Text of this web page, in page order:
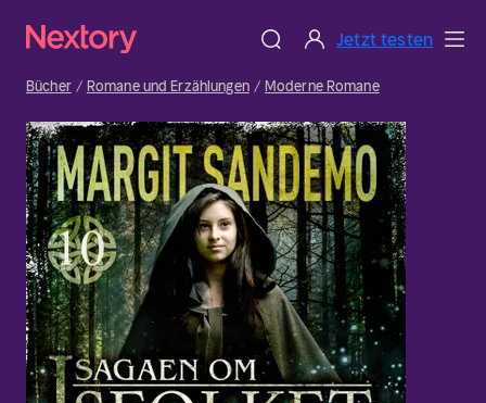
Jetzt testen
Bücher Romane und Erzählungen Moderne Romane